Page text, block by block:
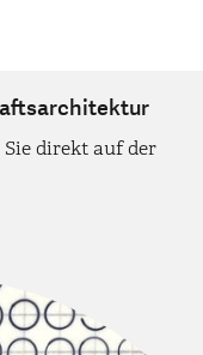
direkt auf der